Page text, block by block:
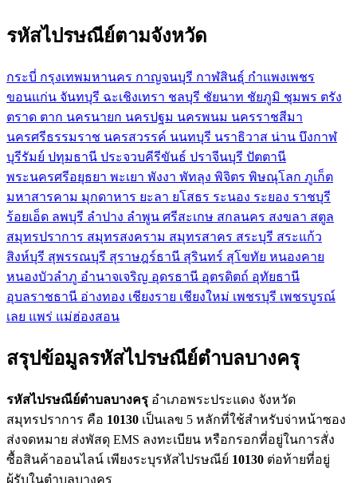
รหัสไปรษณีย์ตามจังหวัด
กระบี่ กรุงเทพมหานคร กาญจนบุรี กาฬสินธุ์ กำแพงเพชร
ขอนแก่น จันทบุรี ฉะเชิงเทรา ชลบุรี ชัยนาท ชัยภูมิ ชุมพร ตรัง
ตราด ตาก นครนายก นครปฐม นครพนม นครราชสีมา
นครศรีธรรมราช นครสวรรค์ นนทบุรี นราธิวาส น่าน บึงกาฬ
บุรีรัมย์ ปทุมธานี ประจวบคีรีขันธ์ ปราจีนบุรี ปัตตานี
พระนครศรีอยุธยา พะเยา พังงา พัทลุง พิจิตร พิษณุโลก ภูเก็ต
มหาสารคาม มุกดาหาร ยะลา ยโสธร ระนอง ระยอง ราชบุรี
ร้อยเอ็ด ลพบุรี ลำปาง ลำพูน ศรีสะเกษ สกลนคร สงขลา สตูล
สมุทรปราการ สมุทรสงคราม สมุทรสาคร สระบุรี สระแก้ว
สิงห์บุรี สุพรรณบุรี สุราษฎร์ธานี สุรินทร์ สุโขทัย หนองคาย
หนองบัวลำภู อำนาจเจริญ อุดรธานี อุตรดิตถ์ อุทัยธานี
อุบลราชธานี อ่างทอง เชียงราย เชียงใหม่ เพชรบุรี เพชรบูรณ์
เลย แพร่ แม่ฮ่องสอน
สรุปข้อมูลรหัสไปรษณีย์ตำบลบางครุ
รหัสไปรษณีย์ตำบลบางครุ อำเภอพระประแดง จังหวัด
สมุทรปราการ คือ 10130 เป็นเลข 5 หลักที่ใช้สำหรับจ่าหน้าซอง
ส่งจดหมาย ส่งพัสดุ EMS ลงทะเบียน หรือกรอกที่อยู่ในการสั่ง
ซื้อสินค้าออนไลน์ เพียงระบุรหัสไปรษณีย์ 10130 ต่อท้ายที่อยู่
ผู้รับในตำบลบางครุ